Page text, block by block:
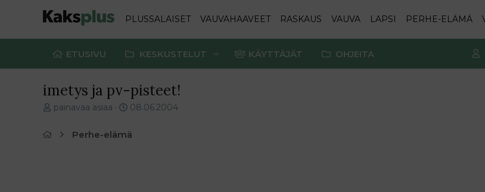
PLUSSALAISET VAUVAHAAVEET RASKAUS VAUVA LAPSI PERHE-ELÄMÄ
ETUSIVU KESKUSTELUT KÄYTTÄJÄT OHJEITA
imetys ja pv-pisteet!
V
painavaa asiaa
E
s
i
08.06.2004
Perhe-elämä